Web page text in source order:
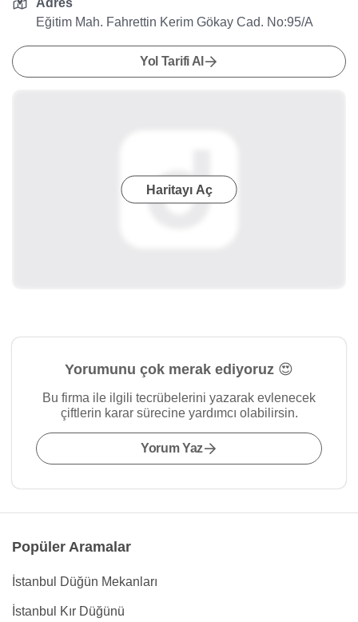
Adres
Eğitim Mah. Fahrettin Kerim Gökay Cad. No:95/A
Yol Tarifi Al
Haritayı Aç
Yorumunu çok merak ediyoruz 😍
Bu firma ile ilgili tecrübelerini yazarak evlenecek
çiftlerin karar sürecine yardımcı olabilirsin.
Yorum Yaz
Popüler Aramalar
İstanbul Düğün Mekanları
İstanbul Kır Düğünü